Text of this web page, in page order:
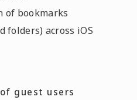
of bookmarks
folders) across iOS
guest users